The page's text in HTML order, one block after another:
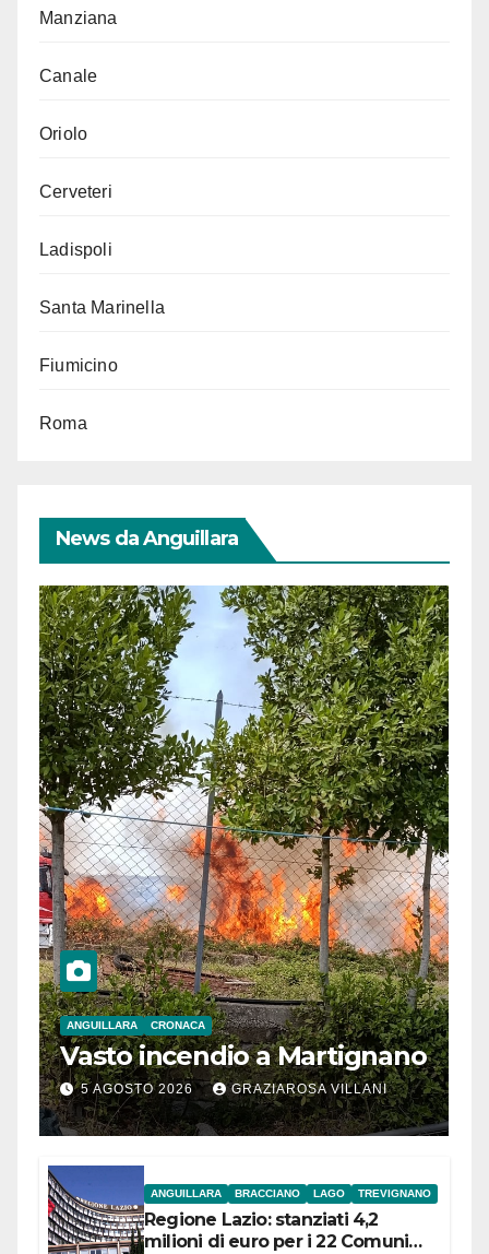
Manziana
Canale
Oriolo
Cerveteri
Ladispoli
Santa Marinella
Fiumicino
Roma
News da Anguillara
ANGUILLARA CRONACA
Vasto incendio a Martignano
5 AGOSTO 2026 GRAZIAROSA VILLANI
ANGUILLARA BRACCIANO LAGO TREVIGNANO
Regione Lazio: stanziati 4,2
milioni di euro per i 22 Comuni